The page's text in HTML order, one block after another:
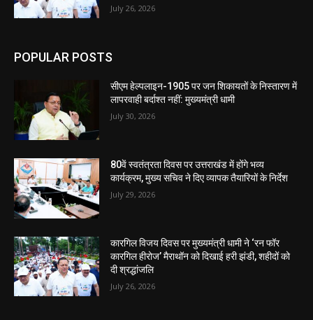
July 26, 2026
POPULAR POSTS
सीएम हेल्पलाइन-1905 पर जन शिकायतों के निस्तारण में
लापरवाही बर्दाश्त नहीं: मुख्यमंत्री धामी
July 30, 2026
80वें स्वतंत्रता दिवस पर उत्तराखंड में होंगे भव्य
कार्यक्रम, मुख्य सचिव ने दिए व्यापक तैयारियों के निर्देश
July 29, 2026
कारगिल विजय दिवस पर मुख्यमंत्री धामी ने ‘रन फॉर
कारगिल हीरोज’ मैराथॉन को दिखाई हरी झंडी, शहीदों को
दी श्रद्धांजलि
July 26, 2026